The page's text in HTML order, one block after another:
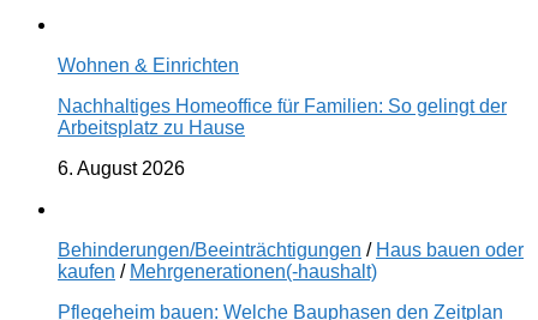
Wohnen & Einrichten
Nachhaltiges Homeoffice für Familien: So gelingt der
Arbeitsplatz zu Hause
6. August 2026
Behinderungen/Beeinträchtigungen / Haus bauen oder
kaufen / Mehrgenerationen(-haushalt)
Pflegeheim bauen: Welche Bauphasen den Zeitplan